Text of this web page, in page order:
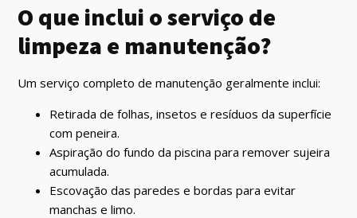
O que inclui o serviço de
limpeza e manutenção?
Um serviço completo de manutenção geralmente inclui:
Retirada de folhas, insetos e resíduos da superfície
com peneira.
Aspiração do fundo da piscina para remover sujeira
acumulada.
Escovação das paredes e bordas para evitar
manchas e limo.